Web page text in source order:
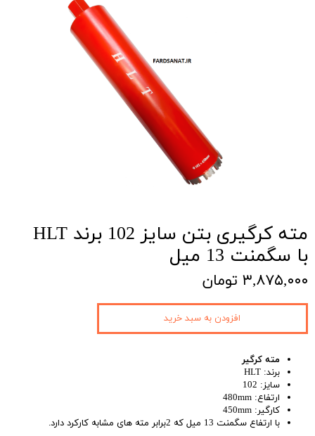
مته کرگیری بتن سایز 102 برند HLT
با سگمنت 13 میل
۳,۸۷۵,۰۰۰ تومان
مته کرگیر
برند: HLT
سایز: 102
ارتفاع: 480mm
کارگیر: 450mm
با ارتفاع سگمنت 13 میل که 2برابر مته های مشابه کارکرد دارد.
افزودن به سبد خرید